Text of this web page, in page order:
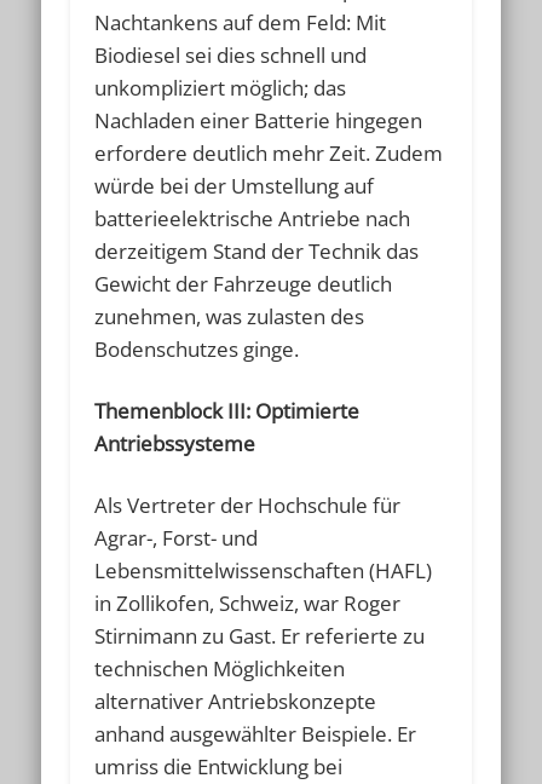
Nachtankens auf dem Feld: Mit
Biodiesel sei dies schnell und
unkompliziert möglich; das
Nachladen einer Batterie hingegen
erfordere deutlich mehr Zeit. Zudem
würde bei der Umstellung auf
batterieelektrische Antriebe nach
derzeitigem Stand der Technik das
Gewicht der Fahrzeuge deutlich
zunehmen, was zulasten des
Bodenschutzes ginge.
Themenblock III: Optimierte
Antriebssysteme
Als Vertreter der Hochschule für
Agrar-, Forst- und
Lebensmittelwissenschaften (HAFL)
in Zollikofen, Schweiz, war Roger
Stirnimann zu Gast. Er referierte zu
technischen Möglichkeiten
alternativer Antriebskonzepte
anhand ausgewählter Beispiele. Er
umriss die Entwicklung bei